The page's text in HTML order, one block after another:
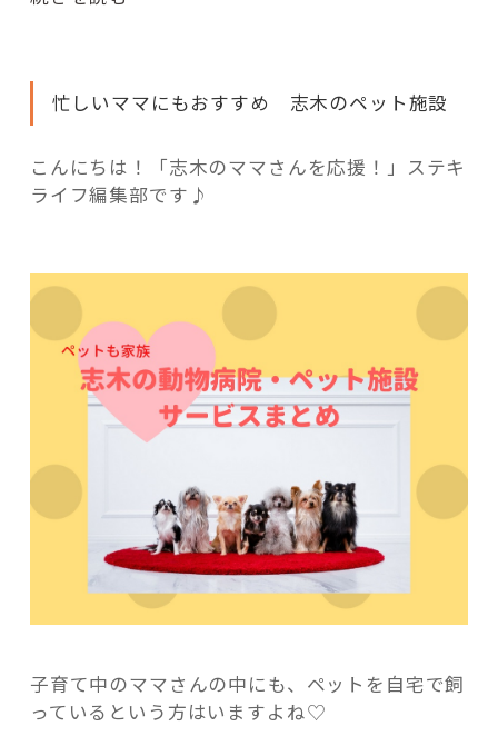
記事検索
も
族！
【志
木
木
の
動
ッ
施
ビ
ま
と
忙しいママにもおすすめ 志木のペット施設
こんにちは！「志木のママさんを応援！」ステキ
ライフ編集部です♪
子育て中のママさんの中にも、ペットを自宅で飼
っているという方はいますよね♡